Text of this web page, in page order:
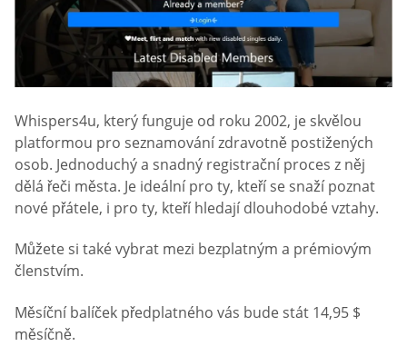
Whispers4u, který funguje od roku 2002, je skvělou
platformou pro seznamování zdravotně postižených
osob. Jednoduchý a snadný registrační proces z něj
dělá řeči města. Je ideální pro ty, kteří se snaží poznat
nové přátele, i pro ty, kteří hledají dlouhodobé vztahy.
Můžete si také vybrat mezi bezplatným a prémiovým
členstvím.
Měsíční balíček předplatného vás bude stát 14,95 $
měsíčně.